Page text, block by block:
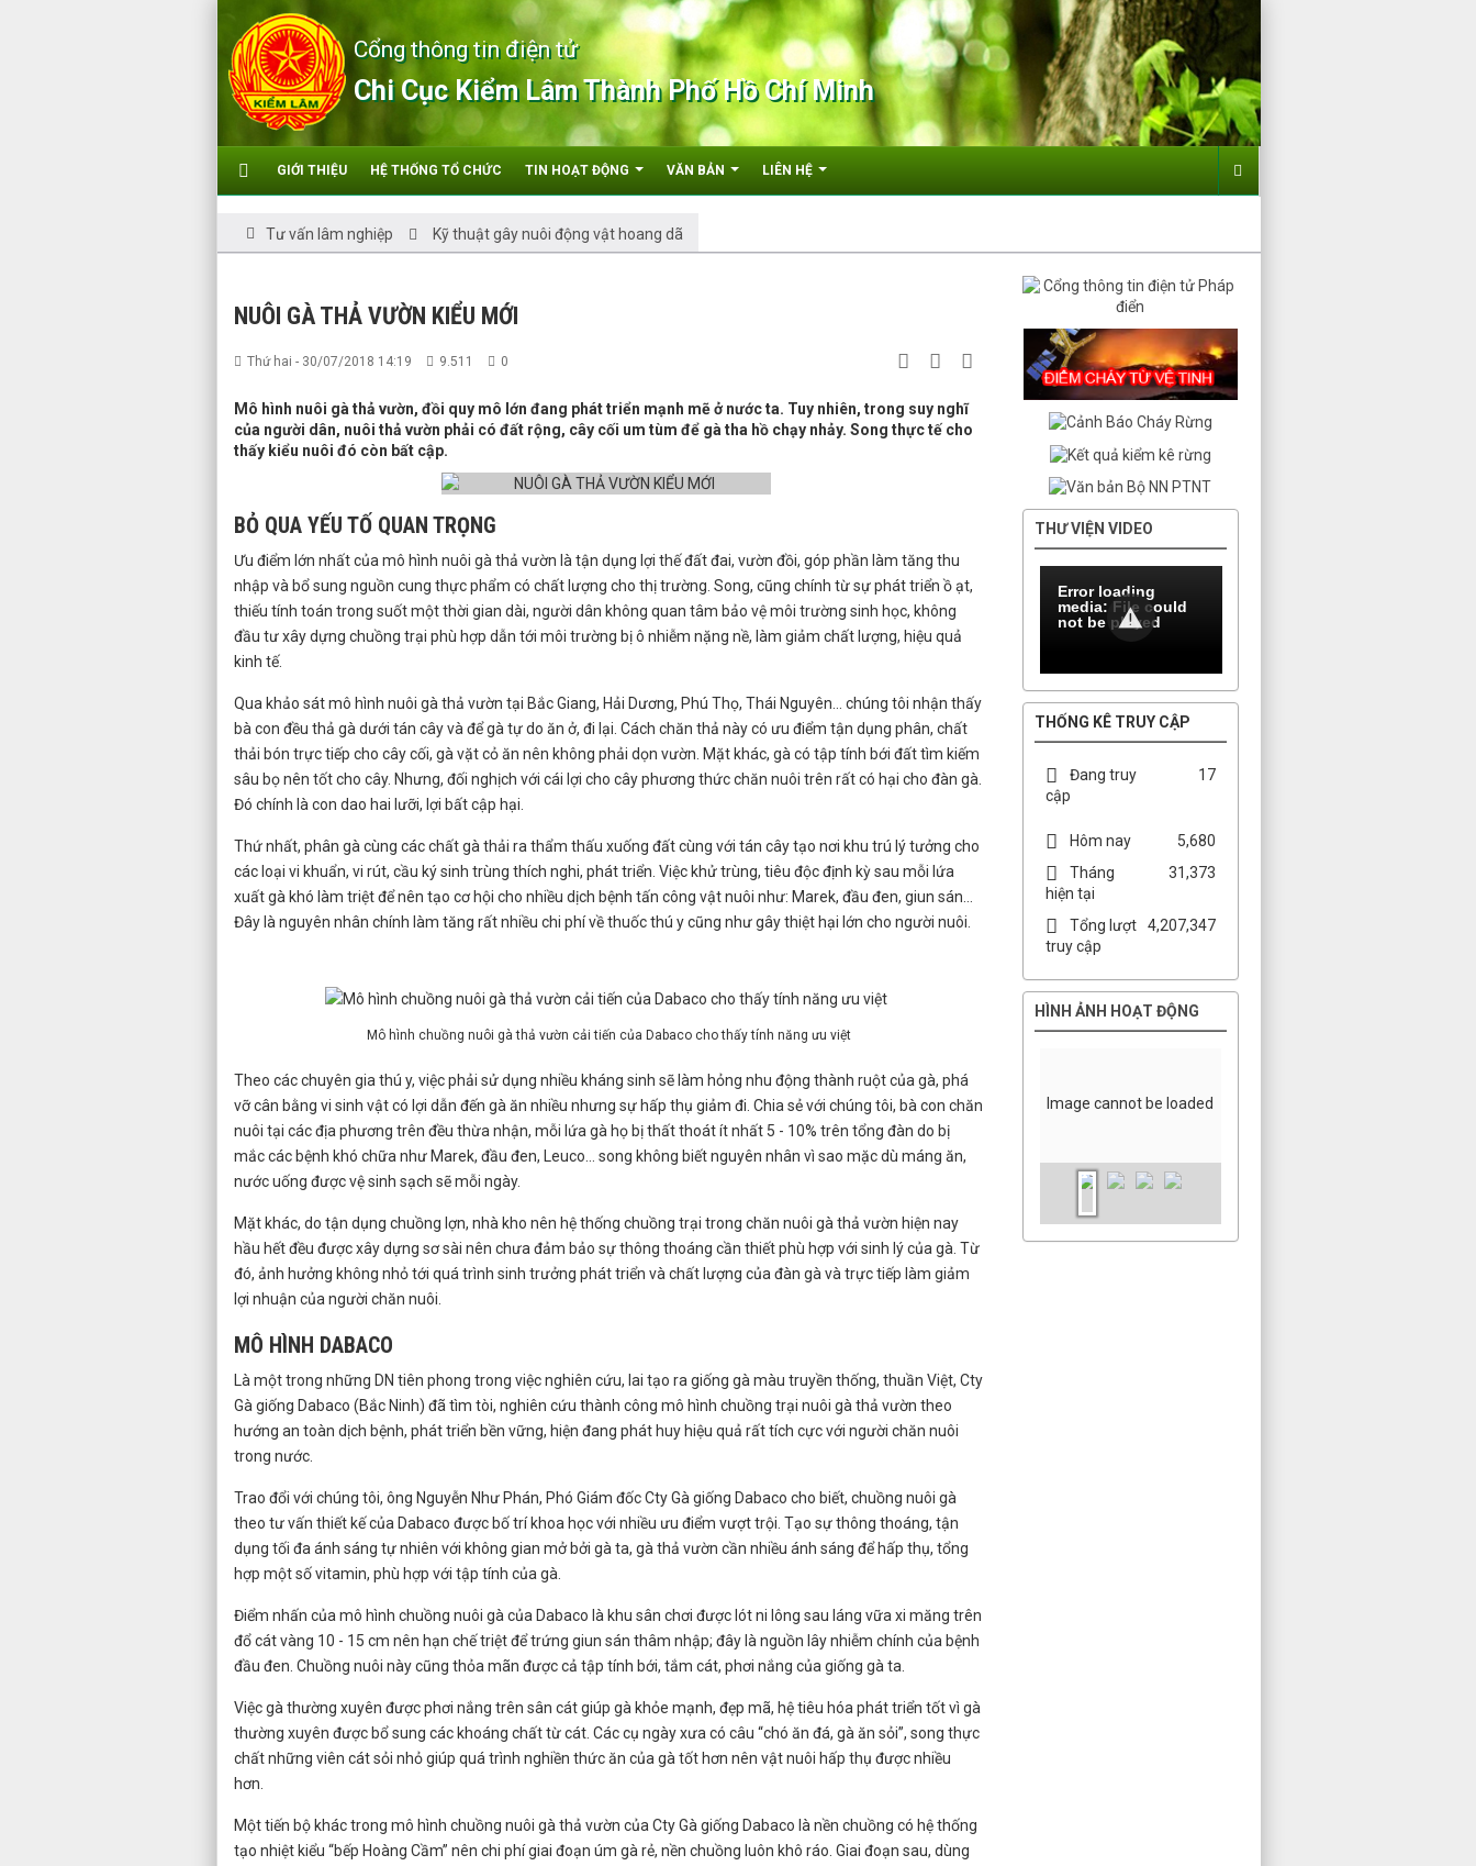
Cổng thông tin điện tử
Chi Cục Kiểm Lâm Thành Phố Hồ Chí Minh
GIỚI THIỆU HỆ THỐNG TỔ CHỨC TIN HOẠT ĐỘNG VĂN BẢN LIÊN HỆ
Tư vấn lâm nghiệp Kỹ thuật gây nuôi động vật hoang dã
NUÔI GÀ THẢ VƯỜN KIỂU MỚI
Thứ hai - 30/07/2018 14:19 9.511 0
Mô hình nuôi gà thả vườn, đồi quy mô lớn đang phát triển mạnh mẽ ở nước ta. Tuy nhiên, trong suy nghĩ
của người dân, nuôi thả vườn phải có đất rộng, cây cối um tùm để gà tha hồ chạy nhảy. Song thực tế cho
thấy kiểu nuôi đó còn bất cập.
BỎ QUA YẾU TỐ QUAN TRỌNG
Ưu điểm lớn nhất của mô hình nuôi gà thả vườn là tận dụng lợi thế đất đai, vườn đồi, góp phần làm tăng thu
nhập và bổ sung nguồn cung thực phẩm có chất lượng cho thị trường. Song, cũng chính từ sự phát triển ồ ạt,
thiếu tính toán trong suốt một thời gian dài, người dân không quan tâm bảo vệ môi trường sinh học, không
đầu tư xây dựng chuồng trại phù hợp dẫn tới môi trường bị ô nhiễm nặng nề, làm giảm chất lượng, hiệu quả
kinh tế.
Qua khảo sát mô hình nuôi gà thả vườn tại Bắc Giang, Hải Dương, Phú Thọ, Thái Nguyên… chúng tôi nhận thấy
bà con đều thả gà dưới tán cây và để gà tự do ăn ở, đi lại. Cách chăn thả này có ưu điểm tận dụng phân, chất
thải bón trực tiếp cho cây cối, gà vặt cỏ ăn nên không phải dọn vườn. Mặt khác, gà có tập tính bới đất tìm kiếm
sâu bọ nên tốt cho cây. Nhưng, đối nghịch với cái lợi cho cây phương thức chăn nuôi trên rất có hại cho đàn gà.
Đó chính là con dao hai lưỡi, lợi bất cập hại.
Thứ nhất, phân gà cùng các chất gà thải ra thẩm thấu xuống đất cùng với tán cây tạo nơi khu trú lý tưởng cho
các loại vi khuẩn, vi rút, cầu ký sinh trùng thích nghi, phát triển. Việc khử trùng, tiêu độc định kỳ sau mỗi lứa
xuất gà khó làm triệt để nên tạo cơ hội cho nhiều dịch bệnh tấn công vật nuôi như: Marek, đầu đen, giun sán…
Đây là nguyên nhân chính làm tăng rất nhiều chi phí về thuốc thú y cũng như gây thiệt hại lớn cho người nuôi.
Mô hình chuồng nuôi gà thả vườn cải tiến của Dabaco cho thấy tính năng ưu việt
Theo các chuyên gia thú y, việc phải sử dụng nhiều kháng sinh sẽ làm hỏng nhu động thành ruột của gà, phá
vỡ cân bằng vi sinh vật có lợi dẫn đến gà ăn nhiều nhưng sự hấp thụ giảm đi. Chia sẻ với chúng tôi, bà con chăn
nuôi tại các địa phương trên đều thừa nhận, mỗi lứa gà họ bị thất thoát ít nhất 5 - 10% trên tổng đàn do bị
mắc các bệnh khó chữa như Marek, đầu đen, Leuco… song không biết nguyên nhân vì sao mặc dù máng ăn,
nước uống được vệ sinh sạch sẽ mỗi ngày.
Mặt khác, do tận dụng chuồng lợn, nhà kho nên hệ thống chuồng trại trong chăn nuôi gà thả vườn hiện nay
hầu hết đều được xây dựng sơ sài nên chưa đảm bảo sự thông thoáng cần thiết phù hợp với sinh lý của gà. Từ
đó, ảnh hưởng không nhỏ tới quá trình sinh trưởng phát triển và chất lượng của đàn gà và trực tiếp làm giảm
lợi nhuận của người chăn nuôi.
MÔ HÌNH DABACO
Là một trong những DN tiên phong trong việc nghiên cứu, lai tạo ra giống gà màu truyền thống, thuần Việt, Cty
Gà giống Dabaco (Bắc Ninh) đã tìm tòi, nghiên cứu thành công mô hình chuồng trại nuôi gà thả vườn theo
hướng an toàn dịch bệnh, phát triển bền vững, hiện đang phát huy hiệu quả rất tích cực với người chăn nuôi
trong nước.
Trao đổi với chúng tôi, ông Nguyễn Như Phán, Phó Giám đốc Cty Gà giống Dabaco cho biết, chuồng nuôi gà
theo tư vấn thiết kế của Dabaco được bố trí khoa học với nhiều ưu điểm vượt trội. Tạo sự thông thoáng, tận
dụng tối đa ánh sáng tự nhiên với không gian mở bởi gà ta, gà thả vườn cần nhiều ánh sáng để hấp thụ, tổng
hợp một số vitamin, phù hợp với tập tính của gà.
Điểm nhấn của mô hình chuồng nuôi gà của Dabaco là khu sân chơi được lót ni lông sau láng vữa xi măng trên
đổ cát vàng 10 - 15 cm nên hạn chế triệt để trứng giun sán thâm nhập; đây là nguồn lây nhiễm chính của bệnh
đầu đen. Chuồng nuôi này cũng thỏa mãn được cả tập tính bới, tắm cát, phơi nắng của giống gà ta.
Việc gà thường xuyên được phơi nắng trên sân cát giúp gà khỏe mạnh, đẹp mã, hệ tiêu hóa phát triển tốt vì gà
thường xuyên được bổ sung các khoáng chất từ cát. Các cụ ngày xưa có câu “chó ăn đá, gà ăn sỏi”, song thực
chất những viên cát sỏi nhỏ giúp quá trình nghiền thức ăn của gà tốt hơn nên vật nuôi hấp thụ được nhiều
hơn.
Một tiến bộ khác trong mô hình chuồng nuôi gà thả vườn của Cty Gà giống Dabaco là nền chuồng có hệ thống
tạo nhiệt kiểu “bếp Hoàng Cầm” nên chi phí giai đoạn úm gà rẻ, nền chuồng luôn khô ráo. Giai đoạn sau, dùng
THƯ VIỆN VIDEO
Error loading
media: File could
not be played
THỐNG KÊ TRUY CẬP
Đang truy
cập
17
Hôm nay
5,680
Tháng
hiện tại
31,373
Tổng lượt
truy cập
4,207,347
HÌNH ẢNH HOẠT ĐỘNG
Image cannot be loaded